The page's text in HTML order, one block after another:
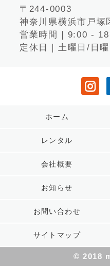
〒244-0003
神奈川県横浜市戸塚
営業時間｜9:00 -
定休日｜土曜日/日
ホーム
レンタル
会社概要
お知らせ
お問い合わせ
サイトマップ
© 2018